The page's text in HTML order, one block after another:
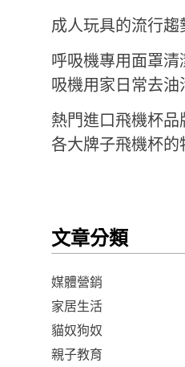
成人玩具的流行趨
呼吸機專用面罩
吸機用家日常去油
熱門進口飛機杯
各大牌子飛機杯的
文章分類
媒體營銷
家居生活
貓奴狗奴
親子教育